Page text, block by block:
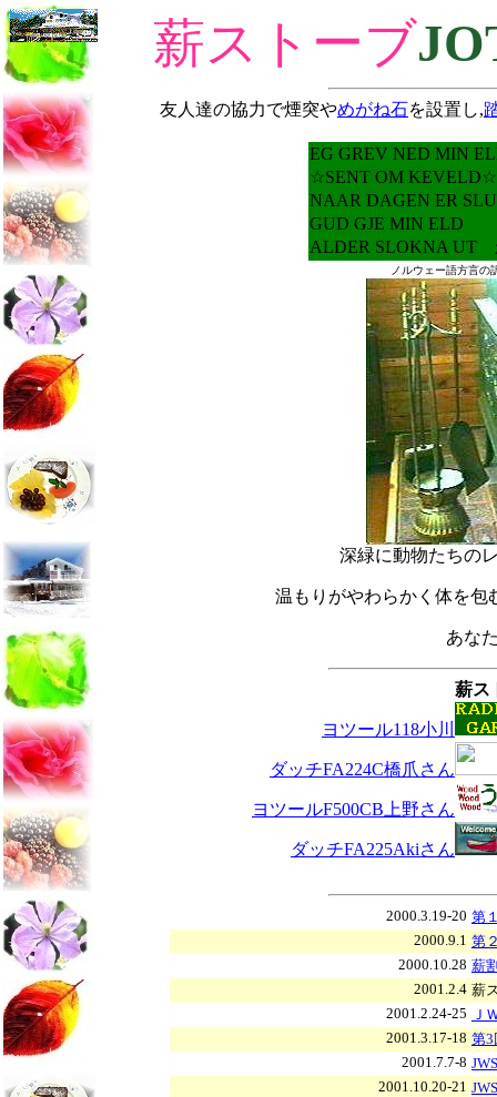
薪ストーブ
友人達の協力で煙突やめがね石を設置し,
EG GREV NED MIN
☆SENT OM
NAAR DAGEN ER
GUD GJE MIN
ALDER SLOKNA UT
ノルウェー語方言の
深緑に動物たちの
温もりがやわらかく体を包
あな
薪ス
ヨツール118小川
ダッチFA224C橋爪さん
ヨツールF500CB上野さん
ダッチFA225Akiさん
2000.3.19-20 第
2000.9.1 第
2000.10.28 薪
2001.2.4 薪
2001.2.24-25 Ｊ
2001.3.17-18 第3
2001.7.7-8
2001.10.20-21